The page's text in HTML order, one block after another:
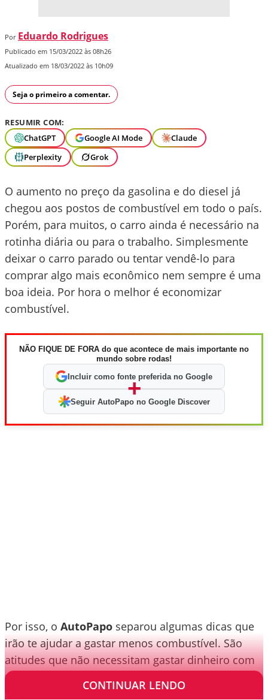
Por Eduardo Rodrigues
Publicado em 15/03/2022 às 08h26
Atualizado em 18/03/2022 às 10h09
Seja o primeiro a comentar.
RESUMIR COM:
ChatGPT
Google AI Mode
Claude
Perplexity
Grok
O aumento no preço da gasolina e do diesel já
chegou aos postos de combustível em todo o país.
Porém, para muitos, o carro ainda é necessário na
rotinha diária ou para o trabalho. Simplesmente
deixar o carro parado ou tentar vendê-lo para
comprar algo mais econômico nem sempre é uma
boa ideia. Por hora o melhor é economizar
combustível.
NÃO FIQUE DE FORA do que acontece de mais importante no
mundo sobre rodas!
Incluir como fonte preferida no Google
+
Seguir AutoPapo no Google Discover
Por isso, o AutoPapo separou algumas dicas que
irão te ajudar a gastar menos combustível. São
atitudes que não necessitam gastar dinheiro com
produtos e que já podem ser adotadas.
CONTINUAR LENDO